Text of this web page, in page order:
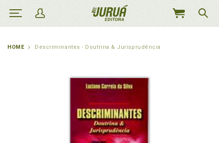
MEU
HOME Descriminantes - Doutrina & Jurisprudência